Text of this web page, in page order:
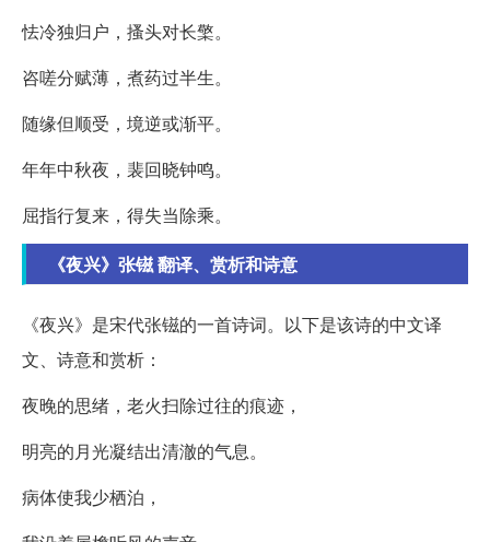
怯冷独归户，搔头对长檠。
咨嗟分赋薄，煮药过半生。
随缘但顺受，境逆或渐平。
年年中秋夜，裴回晓钟鸣。
屈指行复来，得失当除乘。
《夜兴》张镃 翻译、赏析和诗意
《夜兴》是宋代张镃的一首诗词。以下是该诗的中文译
文、诗意和赏析：
夜晚的思绪，老火扫除过往的痕迹，
明亮的月光凝结出清澈的气息。
病体使我少栖泊，